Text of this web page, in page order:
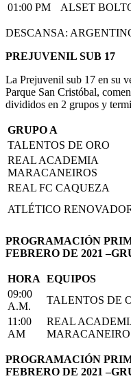
01:00 PM
ALSET
DESCANSA:
PREJUVENIL SUB 17
La Prejuvenil sub 17 en su
Parque San Cristóbal,
divididos en 2 grupos y
GRUPO A
TALENTOS DE ORO
REAL ACADEMIA
MARACANEIROS
REAL FC CAQUEZA
ATLÉTICO
PROGRAMACIÓN
FEBRERO DE 2021
HORA EQUIPOS
09:00
A.M.
TALENTOS DE
11:00
AM
REAL
PROGRAMACIÓN
FEBRERO DE 2021